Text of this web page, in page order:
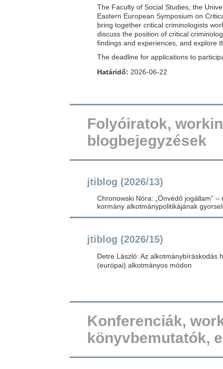
The Faculty of Social Studies, the
Eastern European Symposium on
bring together critical criminologists
discuss the position of critical
findings and experiences, and explore
The deadline for applications to
Határidő: 2026-06-22
Folyóiratok,
blogbejegyzések
jtiblog (2026/13)
Chronowski Nóra: „Önvédő jogállam”
kormány alkotmánypolitikájának
jtiblog (2026/15)
Detre László: Az alkotmánybíráskodás
(európai) alkotmányos módon
Konferenciák,
könyvbemutatók,